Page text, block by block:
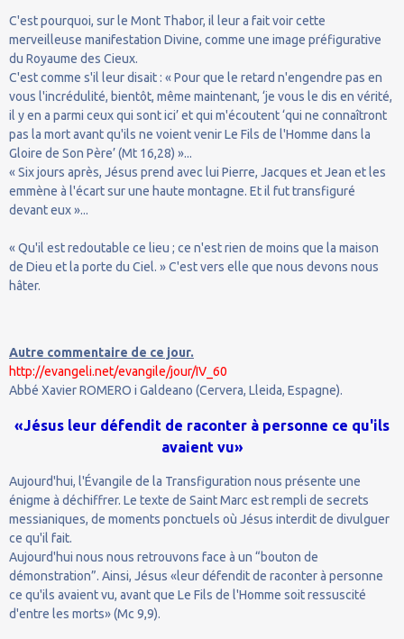
C'est pourquoi, sur le Mont Thabor, il leur a fait voir cette
merveilleuse manifestation Divine, comme une image préfigurative
du Royaume des Cieux.
C'est comme s'il leur disait : « Pour que le retard n'engendre pas en
vous l'incrédulité, bientôt, même maintenant, ‘je vous le dis en vérité,
il y en a parmi ceux qui sont ici’ et qui m'écoutent ‘qui ne connaîtront
pas la mort avant qu'ils ne voient venir Le Fils de l'Homme dans la
Gloire de Son Père’ (Mt 16,28) »...
« Six jours après, Jésus prend avec lui Pierre, Jacques et Jean et les
emmène à l'écart sur une haute montagne. Et il fut transfiguré
devant eux »...
« Qu'il est redoutable ce lieu ; ce n'est rien de moins que la maison
de Dieu et la porte du Ciel. » C'est vers elle que nous devons nous
hâter.
Autre commentaire de ce jour.
http://evangeli.net/evangile/jour/IV_60
Abbé Xavier ROMERO i Galdeano (Cervera, Lleida, Espagne).
«Jésus leur défendit de raconter à personne ce qu'ils
avaient vu»
Aujourd'hui, l'Évangile de la Transfiguration nous présente une
énigme à déchiffrer. Le texte de Saint Marc est rempli de secrets
messianiques, de moments ponctuels où Jésus interdit de divulguer
ce qu'il fait.
Aujourd'hui nous nous retrouvons face à un “bouton de
démonstration”. Ainsi, Jésus «leur défendit de raconter à personne
ce qu'ils avaient vu, avant que Le Fils de l'Homme soit ressuscité
d'entre les morts» (Mc 9,9).